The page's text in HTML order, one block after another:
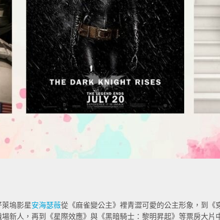
萊塢影星安海瑟薇從《麻雀變公主》裡青澀可愛的公主形象，到
場新人，再到《星際效應》與《黑暗騎士：黎明昇起》等票房大片